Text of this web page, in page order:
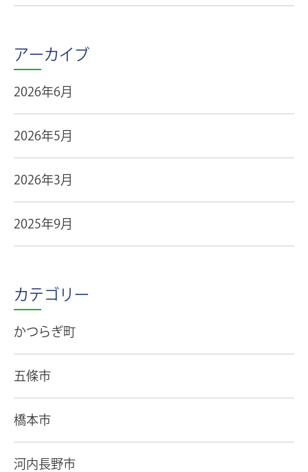
アーカイブ
2026年6月
2026年5月
2026年3月
2025年9月
カテゴリー
かつらぎ町
五條市
橋本市
河内長野市